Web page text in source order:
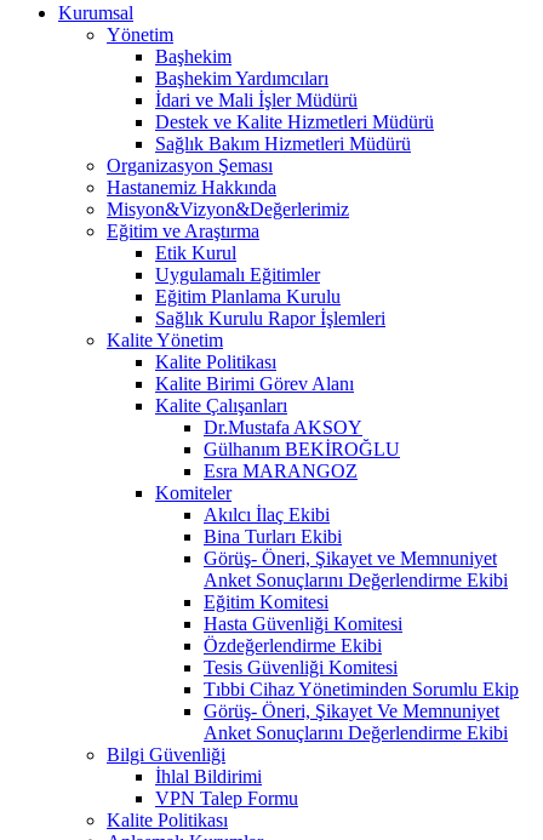
Kurumsal
Yönetim
Başhekim
Başhekim Yardımcıları
İdari ve Mali İşler Müdürü
Destek ve Kalite Hizmetleri Müdürü
Sağlık Bakım Hizmetleri Müdürü
Organizasyon Şeması
Hastanemiz Hakkında
Misyon&Vizyon&Değerlerimiz
Eğitim ve Araştırma
Etik Kurul
Uygulamalı Eğitimler
Eğitim Planlama Kurulu
Sağlık Kurulu Rapor İşlemleri
Kalite Yönetim
Kalite Politikası
Kalite Birimi Görev Alanı
Kalite Çalışanları
Dr.Mustafa AKSOY
Gülhanım BEKİROĞLU
Esra MARANGOZ
Komiteler
Akılcı İlaç Ekibi
Bina Turları Ekibi
Görüş- Öneri, Şikayet ve Memnuniyet
Anket Sonuçlarını Değerlendirme Ekibi
Eğitim Komitesi
Hasta Güvenliği Komitesi
Özdeğerlendirme Ekibi
Tesis Güvenliği Komitesi
Tıbbi Cihaz Yönetiminden Sorumlu Ekip
Görüş- Öneri, Şikayet Ve Memnuniyet
Anket Sonuçlarını Değerlendirme Ekibi
Bilgi Güvenliği
İhlal Bildirimi
VPN Talep Formu
Kalite Politikası